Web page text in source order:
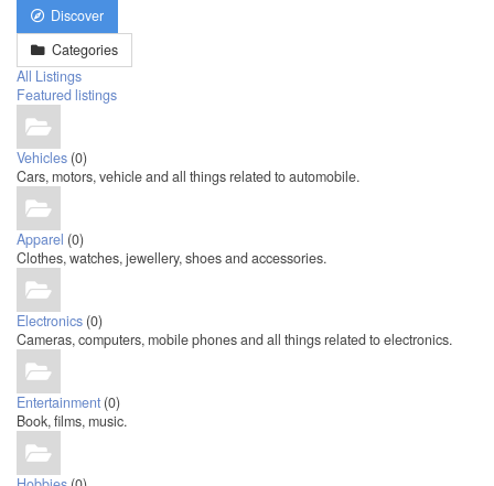
Discover
Categories
All Listings
Featured listings
Vehicles (0)
Cars, motors, vehicle and all things related to automobile.
Apparel (0)
Clothes, watches, jewellery, shoes and accessories.
Electronics (0)
Cameras, computers, mobile phones and all things related to electronics.
Entertainment (0)
Book, films, music.